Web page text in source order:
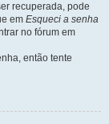
recuperada, pode
em Esqueci a senha
no fórum em
então tente